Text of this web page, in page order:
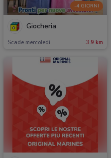
-4 GIORNI
Giocheria
Scade mercoledì 3.9 km